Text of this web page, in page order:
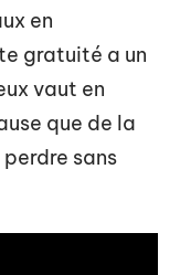
en
gratuité a un
vaut en
que de la
sans